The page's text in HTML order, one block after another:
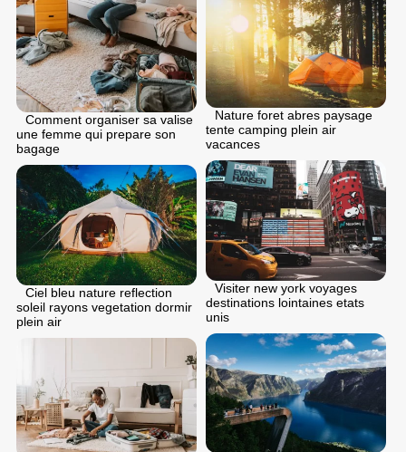
Comment organiser sa valise
une femme qui prepare son
bagage
Nature foret abres paysage
tente camping plein air
vacances
Visiter new york voyages
destinations lointaines etats
unis
Ciel bleu nature reflection
soleil rayons vegetation dormir
plein air